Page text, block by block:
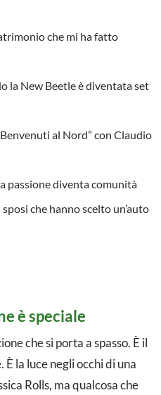
che mi ha fatto
la New Beetle è diventata set
al Nord” con Claudio
passione diventa comunità
che hanno scelto un’auto
è speciale
che si porta a spasso. È il
la luce negli occhi di una
Rolls, ma qualcosa che